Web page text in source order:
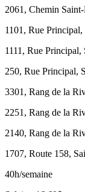
2061, Chemin
1101, Rue
1111, Rue
250, Rue Principal,
3301, Rang de la
2251, Rang de la
2140, Rang de la
1707, Route 158,
40h/semaine